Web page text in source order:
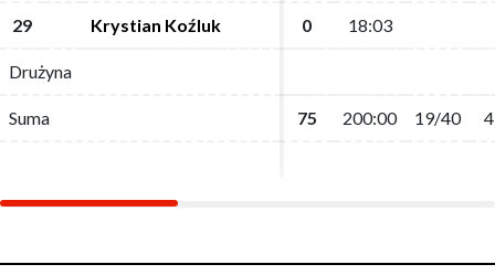
29 Krystian Koźluk 0 18:03
Drużyna
Suma 75 200:00 19/40
29 Krystian Koźluk 0 18:03
Drużyna
Suma 75 200:00 19/40